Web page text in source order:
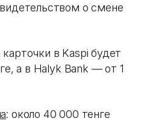
о смене
в Kaspi будет
а в Halyk Bank — от 1
: около 40 000 тенге